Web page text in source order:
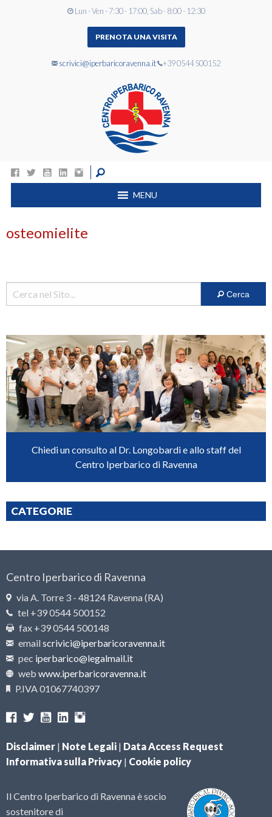
Lun - Ven - 7:30 - 17:00, Sab - 8:00 - 12:30
PRENOTA UNA VISITA
scrivici@iperbaricoravenna.it +39 0544 500152
MENU
osteomielite
Cerca
Chiedi un consulto al Dr. Longobardi e allo staff del
Centro Iperbarico di Ravenna
CATEGORIE
Centro Iperbarico di Ravenna
via A. Torre 3 - 48124 Ravenna (RA)
tel +39 0544 500152
fax +39 0544 500148
emailscrivici@iperbaricoravenna.it
pec iperbarico@legalmail.it
web www.iperbaricoravenna.it
P.IVA 01067740397
Disclaimer | Note Legali | Data Access Request
Informativa sulla Privacy | Cookie policy
Il Centro Iperbarico di Ravenna è socio
sostenitore di